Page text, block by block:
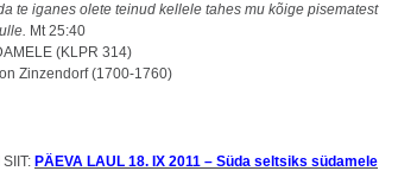
te iganes olete teinud kellele tahes mu kõige pisematest
Mt 25:40
(KLPR 314)
Zinzendorf (1700-1760)
PÄEVA LAUL 18. IX 2011 – Süda seltsiks südamele